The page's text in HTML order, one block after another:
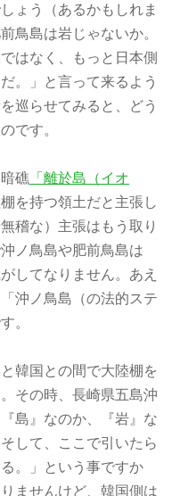
ょう（あるかもしれま
鳥島は岩じゃないか。
はなく、もっと日本側
。」と言って来るよう
巡らせてみると、どう
です。
礁 「離於島（イオ
を持つ領土だと主張し
稽な）主張はもう取り
ノ鳥島や肥前鳥島は
してなりません。あえ
沖ノ鳥島（の法的ステ
。
韓国との間で大陸棚を
その時、長崎県五島沖
島』なのか、『岩』な
して、ここで引いたら
。」という事ですか
ませんけど、韓国側は